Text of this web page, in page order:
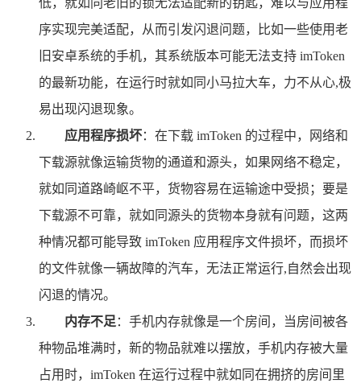
序实现完美适配，从而引发闪退问题，比如一些使用老
旧安卓系统的手机，其系统版本可能无法支持 imToken
的最新功能，在运行时就如同小马拉大车，力不从心,极
易出现闪退现象。
应用程序损坏：在下载 imToken 的过程中，网络和
下载源就像运输货物的通道和源头，如果网络不稳定，
就如同道路崎岖不平，货物容易在运输途中受损；要是
下载源不可靠，就如同源头的货物本身就有问题，这两
种情况都可能导致 imToken 应用程序文件损坏，而损坏
的文件就像一辆故障的汽车，无法正常运行,自然会出现
闪退的情况。
内存不足 ：手机内存就像是一个房间，当房间被各
种物品堆满时，新的物品就难以摆放，手机内存被大量
占用时，imToken 在运行过程中就如同在拥挤的房间里